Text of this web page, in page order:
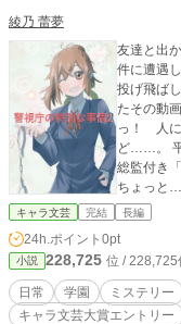
綾乃 蕾夢
友達と出
件に遭遇
投げ飛ば
たその動
っ！ 人
ど……。 平日は現役女子高生。間宮香絵。 裏の顔は警視庁
総監付き
ちょっと
イリ（厨
に。毎日バタバタ騒
エの場合
す。 ～JK
す。
キャラ文芸 完結 長編
24h.ポイント 0pt
小説 228,725 位 / 228,725
日常 学園 ミステリー
キャラ文芸大賞エントリー